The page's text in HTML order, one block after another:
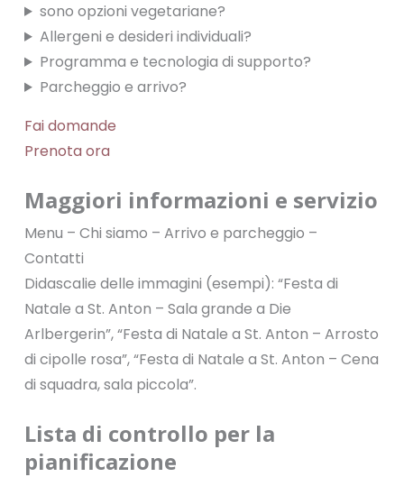
sono opzioni vegetariane?
Allergeni e desideri individuali?
Programma e tecnologia di supporto?
Parcheggio e arrivo?
Fai domande
Prenota ora
Maggiori informazioni e servizio
Menu – Chi siamo – Arrivo e parcheggio –
Contatti
Didascalie delle immagini (esempi): “Festa di
Natale a St. Anton – Sala grande a Die
Arlbergerin”, “Festa di Natale a St. Anton – Arrosto
di cipolle rosa”, “Festa di Natale a St. Anton – Cena
di squadra, sala piccola”.
Lista di controllo per la
pianificazione